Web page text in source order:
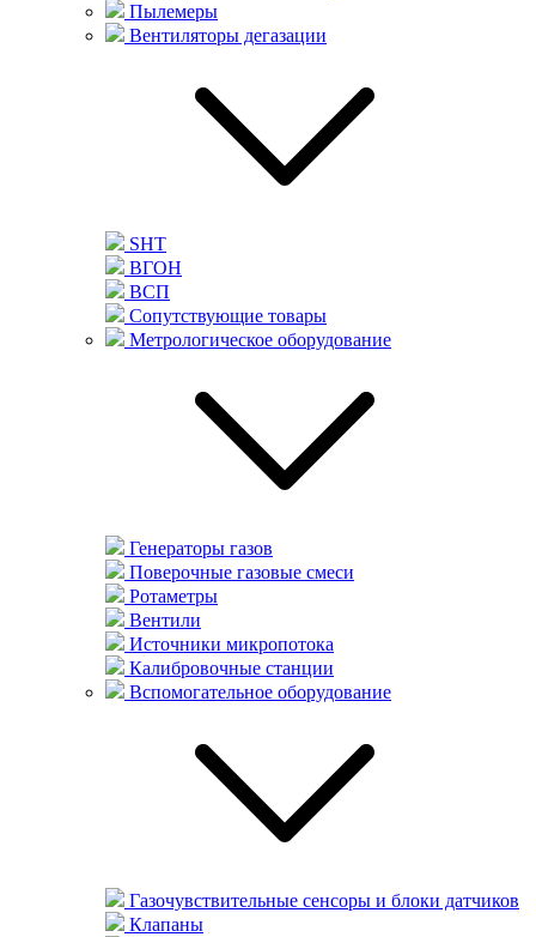
Пылемеры
Вентиляторы дегазации
SHT
ВГОН
ВСП
Сопутствующие товары
Метрологическое оборудование
Генераторы газов
Поверочные газовые смеси
Ротаметры
Вентили
Источники микропотока
Калибровочные станции
Вспомогательное оборудование
Газочувствительные сенсоры и блоки датчиков
Клапаны